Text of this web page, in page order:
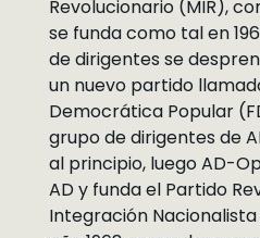
Revolucionario (MIR),
se funda como tal en
de dirigentes se
un nuevo partido
Democrática Popular
grupo de dirigentes de
al principio, luego AD-
AD y funda el Partido
Integración Nacionalista